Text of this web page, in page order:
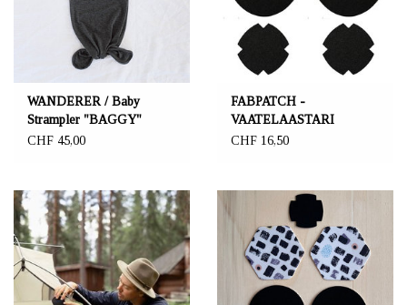
WANDERER / Baby
Strampler "BAGGY"
anthrazitfarben
CHF 45,00
FABPATCH -
VAATELAASTARI
FabPatch 4er Set
CHF 16,50